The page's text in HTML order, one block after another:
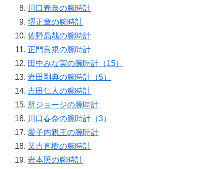
川口春奈の腕時計
堺正章の腕時計
佐野晶哉の腕時計
正門良規の腕時計
田中みな実の腕時計（15）
岩田剛典の腕時計（5）
吉田仁人の腕時計
所ジョージの腕時計
川口春奈の腕時計（3）
愛子内親王の腕時計
又吉直樹の腕時計
岩本照の腕時計